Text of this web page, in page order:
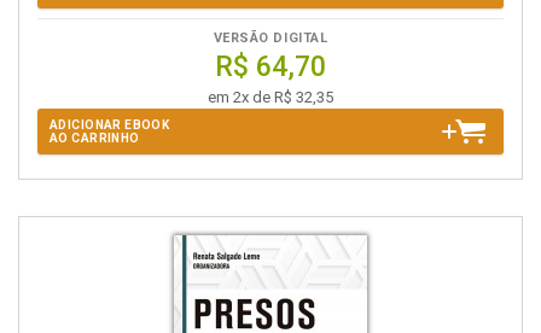
VERSÃO DIGITAL
R$ 64,70
em 2x de R$ 32,35
ADICIONAR EBOOK
AO CARRINHO